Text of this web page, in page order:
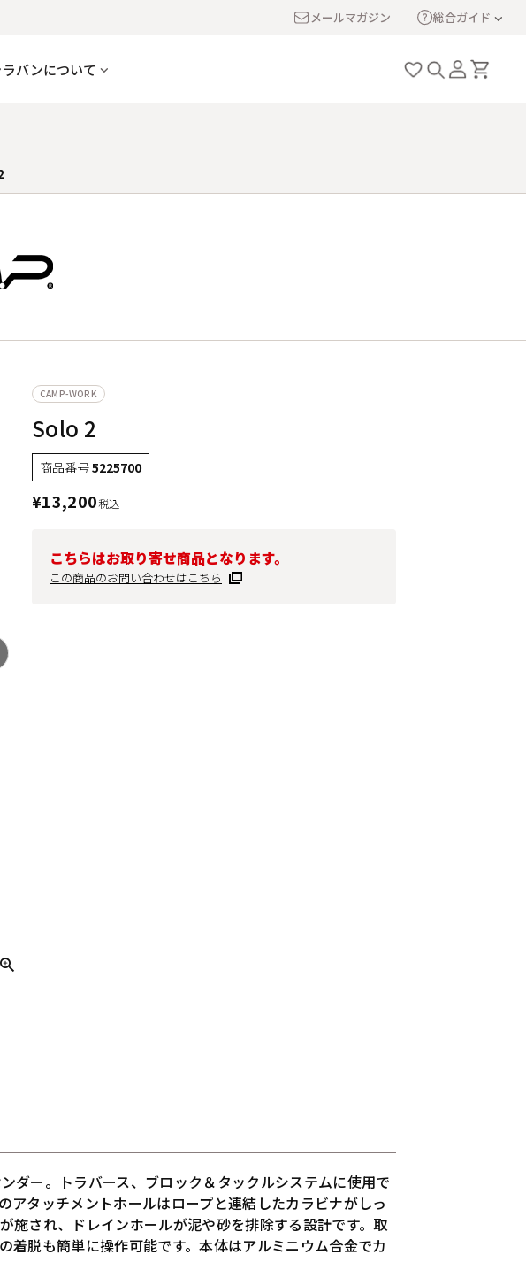
メールマガジン 総合ガイド
バンについて
CAMP-WORK
Solo 2
商品番号5225700
¥13,200税込
こちらはお取り寄せ商品となります。
この商品のお問い合わせはこちら
ダー。トラバース、ブロック＆タックルシステムに使用で
アタッチメントホールはロープと連結したカラビナがしっ
施され、ドレインホールが泥や砂を排除する設計です。取
着脱も簡単に操作可能です。本体はアルミニウム合金でカ